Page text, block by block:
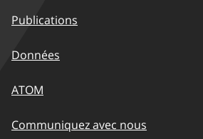
Publications
Données
ATOM
Communiquez avec nous